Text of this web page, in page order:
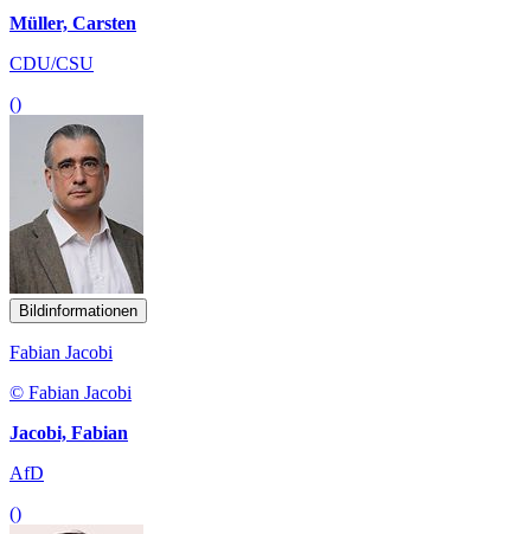
Müller, Carsten
CDU/CSU
()
Bildinformationen
Fabian Jacobi
© Fabian Jacobi
Jacobi, Fabian
AfD
()